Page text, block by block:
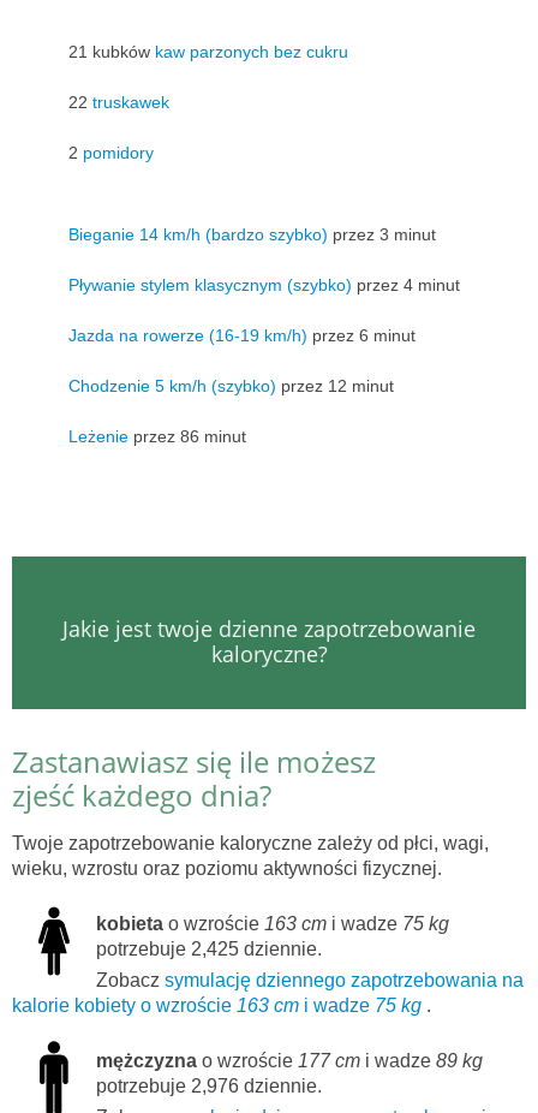
21 kubków kaw parzonych bez cukru
22 truskawek
2 pomidory
Bieganie 14 km/h (bardzo szybko) przez 3 minut
Pływanie stylem klasycznym (szybko) przez 4 minut
Jazda na rowerze (16-19 km/h) przez 6 minut
Chodzenie 5 km/h (szybko) przez 12 minut
Leżenie przez 86 minut
Jakie jest twoje dzienne zapotrzebowanie
kaloryczne?
Zastanawiasz się ile możesz
zjeść każdego dnia?
Twoje zapotrzebowanie kaloryczne zależy od płci, wagi,
wieku, wzrostu oraz poziomu aktywności fizycznej.
kobieta o wzroście 163 cm i wadze 75 kg
potrzebuje 2,425 dziennie.
Zobacz symulację dziennego zapotrzebowania na
kalorie kobiety o wzroście 163 cm i wadze 75 kg .
mężczyzna o wzroście 177 cm i wadze 89 kg
potrzebuje 2,976 dziennie.